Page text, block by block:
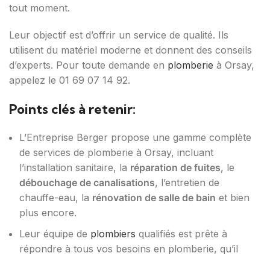
tout moment.
Leur objectif est d’offrir un service de qualité. Ils
utilisent du matériel moderne et donnent des conseils
d’experts. Pour toute demande en plomberie à Orsay,
appelez le 01 69 07 14 92.
Points clés à retenir:
L’Entreprise Berger propose une gamme complète
de services de plomberie à Orsay, incluant
l’installation sanitaire, la réparation de fuites, le
débouchage de canalisations, l’entretien de
chauffe-eau, la rénovation de salle de bain et bien
plus encore.
Leur équipe de plombiers qualifiés est prête à
répondre à tous vos besoins en plomberie, qu’il